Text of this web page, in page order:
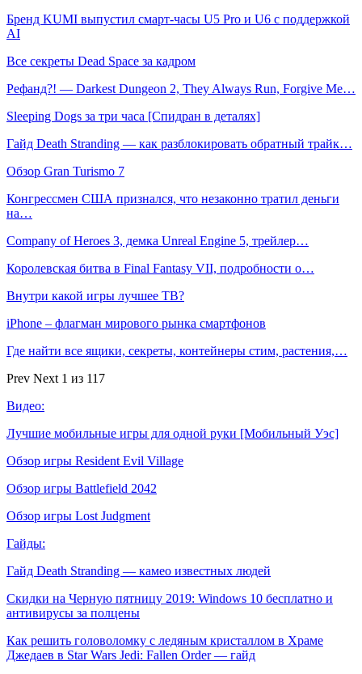
Бренд KUMI выпустил смарт-часы U5 Pro и U6 с поддержкой
AI
Все секреты Dead Space за кадром
Рефанд?! — Darkest Dungeon 2, They Always Run, Forgive Me…
Sleeping Dogs за три часа [Спидран в деталях]
Гайд Death Stranding — как разблокировать обратный трайк…
Обзор Gran Turismo 7
Конгрессмен США признался, что незаконно тратил деньги
на…
Company of Heroes 3, демка Unreal Engine 5, трейлер…
Королевская битва в Final Fantasy VII, подробности о…
Внутри какой игры лучшее ТВ?
iPhone – флагман мирового рынка смартфонов
Где найти все ящики, секреты, контейнеры стим, растения,…
Prev Next 1 из 117
Видео:
Лучшие мобильные игры для одной руки [Мобильный Уэс]
Обзор игры Resident Evil Village
Обзор игры Battlefield 2042
Обзор игры Lost Judgment
Гайды:
Гайд Death Stranding — камео известных людей
Скидки на Черную пятницу 2019: Windows 10 бесплатно и
антивирусы за полцены
Как решить головоломку с ледяным кристаллом в Храме
Джедаев в Star Wars Jedi: Fallen Order — гайд